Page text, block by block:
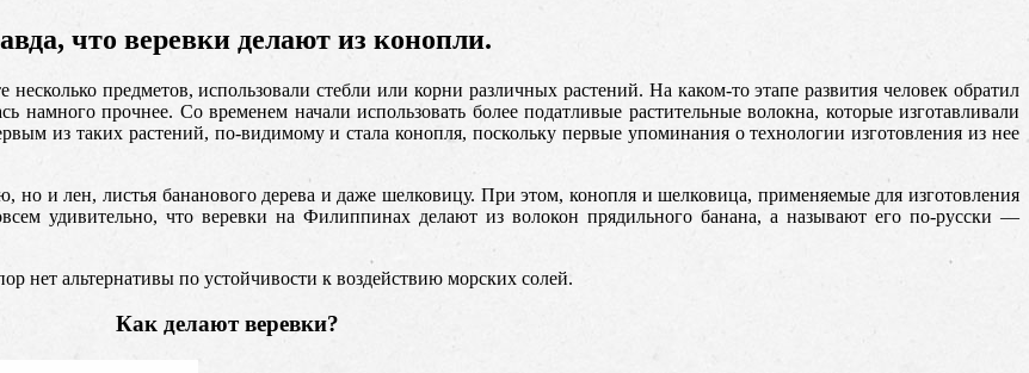
что веревки делают из конопли.
предметов, использовали стебли или корни различных растений. На каком-то этапе развития человек обратил
намного прочнее. Со временем начали использовать более податливые растительные волокна, которые изготавливали
из таких растений, по-видимому и стала конопля, поскольку первые упоминания о технологии изготовления из нее
но и лен, листья бананового дерева и даже шелковицу. При этом, конопля и шелковица, применяемые для изготовления
удивительно, что веревки на Филиппинах делают из волокон прядильного банана, а называют его по-русски —
нет альтернативы по устойчивости к воздействию морских солей.
Как делают веревки?